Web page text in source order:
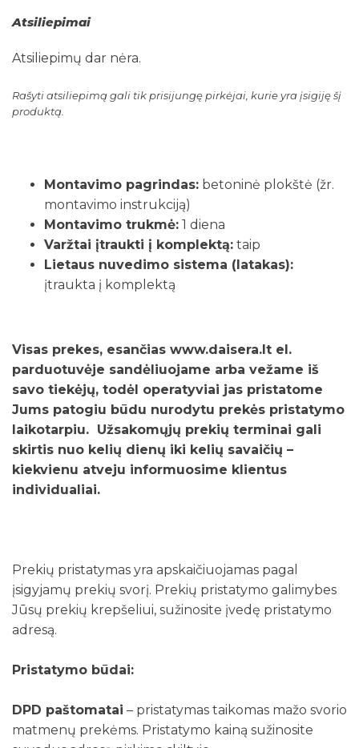
Atsiliepimai
Atsiliepimų dar nėra.
Rašyti atsiliepimą gali tik prisijungę pirkėjai, kurie yra įsigiję šį
produktą.
Montavimo pagrindas: betoninė plokštė (žr.
montavimo instrukciją)
Montavimo trukmė: 1 diena
Varžtai įtraukti į komplektą: taip
Lietaus nuvedimo sistema (latakas):
įtraukta į komplektą
Visas prekes, esančias www.daisera.lt el.
parduotuvėje sandėliuojame arba vežame iš
savo tiekėjų, todėl operatyviai jas pristatome
Jums patogiu būdu nurodytu prekės pristatymo
laikotarpiu. Užsakomųjų prekių terminai gali
skirtis nuo kelių dienų iki kelių savaičių –
kiekvienu atveju informuosime klientus
individualiai.
Prekių pristatymas yra apskaičiuojamas pagal
įsigyjamų prekių svorį. Prekių pristatymo galimybes
Jūsų prekių krepšeliui, sužinosite įvedę pristatymo
adresą.
Pristatymo būdai:
DPD paštomatai – pristatymas taikomas mažo svorio
matmenų prekėms. Pristatymo kainą sužinosite